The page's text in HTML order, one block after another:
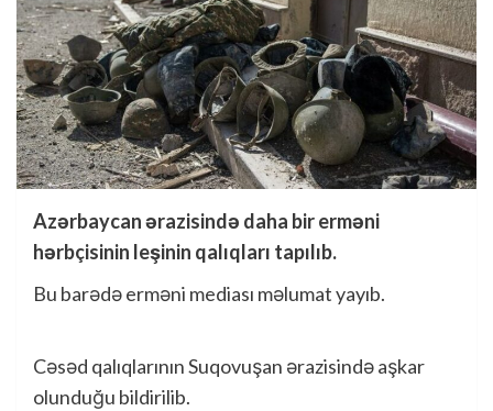
Azərbaycan ərazisində daha bir erməni
hərbçisinin leşinin qalıqları tapılıb.
Bu barədə erməni mediası məlumat yayıb.
Cəsəd qalıqlarının Suqovuşan ərazisində aşkar
olunduğu bildirilib.